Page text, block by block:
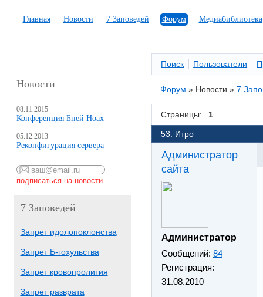
Главная Новости 7 Заповедей Форум Медиабиблиотека
Новости
08.11.2015
Конференция Бней Ноах
05.12.2013
Реконфигурация сервера
7 Заповедей
Запрет идолопоклонства
Запрет Б-гохульства
Запрет кровопролития
Запрет разврата
Поиск Пользователи
Форум » Новости »7
Страницы: 1
53. Итро
Администратор
сайта
Администратор
Сообщений: 84
Регистрация:
31.08.2010